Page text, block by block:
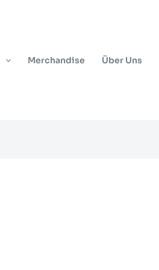
Merchandise Über Uns